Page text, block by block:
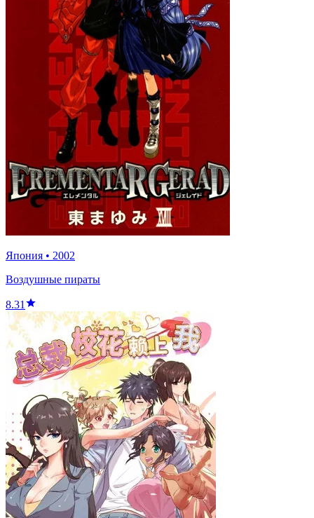
Япония • 2002
Воздушные пираты
8.31